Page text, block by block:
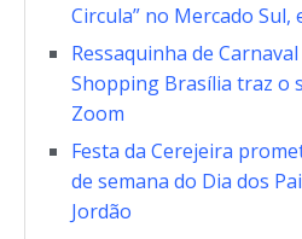
Circula” no Mercado
Ressaquinha de
Shopping Brasília traz o
Zoom
Festa da Cerejeira
de semana do Dia dos
Jordão